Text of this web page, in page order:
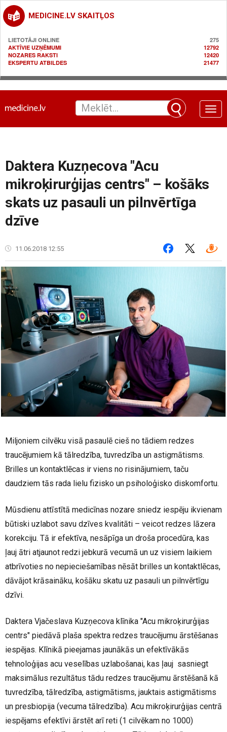
MEDICINE.LV SKAITĻOS
LIETOTĀJI ONLINE
275
AKTĪVIE UZŅĒMUMI
12792
NOZARES RAKSTI
12420
EKSPERTU ATBILDES
21477
Toggle
Daktera Kuzņecova "Acu
mikroķirurģijas centrs" – košāks
skats uz pasauli un pilnvērtīga
dzīve
11.06.2018 12:55
Miljoniem cilvēku visā pasaulē cieš no tādiem redzes
traucējumiem kā tālredzība, tuvredzība un astigmātisms.
Brilles un kontaktlēcas ir viens no risinājumiem, taču
daudziem tās rada lielu fizisko un psiholoģisko diskomfortu.
Mūsdienu attīstītā medicīnas nozare sniedz iespēju ikvienam
būtiski uzlabot savu dzīves kvalitāti – veicot redzes lāzera
korekciju. Tā ir efektīva, nesāpīga un droša procedūra, kas
ļauj ātri atjaunot redzi jebkurā vecumā un uz visiem laikiem
atbrīvoties no nepieciešamības nēsāt brilles un kontaktlēcas,
dāvājot krāsaināku, košāku skatu uz pasauli un pilnvērtīgu
dzīvi.
Daktera Vjačeslava Kuzņecova klīnika "Acu mikroķirurģijas
centrs" piedāvā plaša spektra redzes traucējumu ārstēšanas
iespējas. Klīnikā pieejamas jaunākās un efektīvākās
tehnoloģijas acu veselības uzlabošanai, kas ļauj sasniegt
maksimālus rezultātus tādu redzes traucējumu ārstēšanā kā
tuvredzība, tālredzība, astigmātisms, jauktais astigmātisms
un presbiopija (vecuma tālredzība). Acu mikroķirurģijas centrā
iespējams efektīvi ārstēt arī reti (1 cilvēkam no 1000)